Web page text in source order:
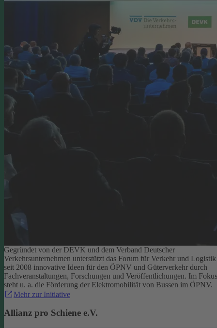
Gegründet von der DEVK und dem Verband Deutscher
Verkehrsunternehmen unterstützt das Forum für Verkehr und Logistik
seit 2008 innovative Ideen für den ÖPNV und Güterverkehr durch
Fachveranstaltungen, Forschungen und Veröffentlichungen. Im Fokus
steht u. a. die Förderung der Elektromobilität von Bussen im ÖPNV.
Mehr zur Initiative
Allianz pro Schiene e.V.